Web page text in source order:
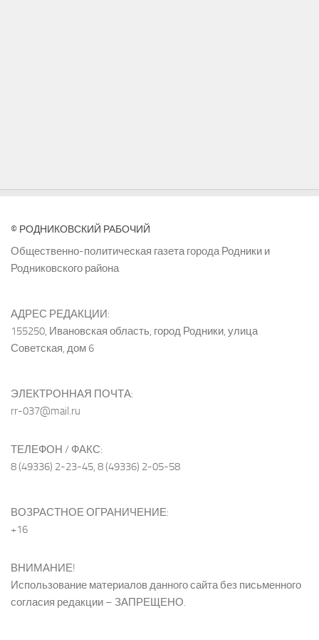
© РОДНИКОВСКИЙ РАБОЧИЙ
Общественно-политическая газета города Родники и
Родниковского района
АДРЕС РЕДАКЦИИ:
155250, Ивановская область, город Родники, улица
Советская, дом 6
ЭЛЕКТРОННАЯ ПОЧТА:
rr-037@mail.ru
ТЕЛЕФОН / ФАКС:
8 (49336) 2-23-45, 8 (49336) 2-05-58
ВОЗРАСТНОЕ ОГРАНИЧЕНИЕ:
+16
ВНИМАНИЕ!
Использование материалов данного сайта без письменного
согласия редакции – ЗАПРЕЩЕНО.